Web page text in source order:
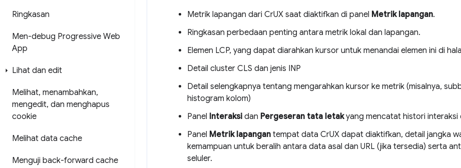
Ringkasan
Men-debug Progressive Web
App
Lihat dan edit
Melihat, menambahkan,
mengedit, dan menghapus
cookie
Melihat data cache
Menguji back-forward cache
Metrik lapangan dari CrUX saat diaktifkan di panel Metrik lapangan.
Ringkasan perbedaan penting antara metrik lokal dan lapangan.
Elemen LCP, yang dapat diarahkan kursor untuk menandai elemen ini di
Detail cluster CLS dan jenis INP
Detail selengkapnya tentang mengarahkan kursor ke metrik (misalnya,
histogram kolom)
Panel Interaksi dan Pergeseran tata letakyang mencatat histori interaksi
Panel Metrik lapangan tempat data CrUX dapat diaktifkan, detail jangka
kemampuan untuk beralih antara data asal dan URL (jika tersedia) serta
seluler.